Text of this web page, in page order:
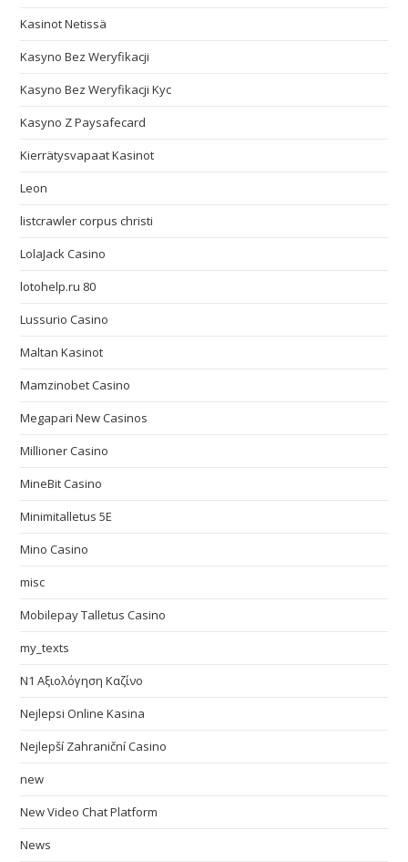
Kasinot Netissä
Kasyno Bez Weryfikacji
Kasyno Bez Weryfikacji Kyc
Kasyno Z Paysafecard
Kierrätysvapaat Kasinot
Leon
listcrawler corpus christi
LolaJack Casino
lotohelp.ru 80
Lussurio Casino
Maltan Kasinot
Mamzinobet Casino
Megapari New Casinos
Millioner Casino
MineBit Casino
Minimitalletus 5E
Mino Casino
misc
Mobilepay Talletus Casino
my_texts
N1 Αξιολόγηση Καζίνο
Nejlepsi Online Kasina
Nejlepší Zahraniční Casino
new
New Video Chat Platform
News